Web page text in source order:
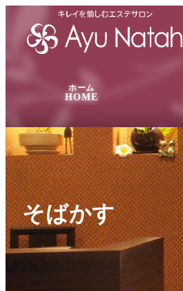
ホーム
HOME
そばかす